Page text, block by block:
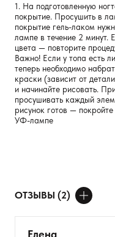
1. На подготовленную
покрытие. Просушить в
покрытие гель-лаком
лампе в течение 2 минут.
цвета — повторите
Важно! Если у топа есть
теперь необходимо
краски (зависит от
и начинайте рисовать.
просушивать каждый
рисунок готов —
УФ-лампе
ОТЗЫВЫ (2)
Елена